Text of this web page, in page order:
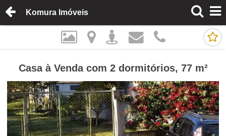
Komura Imóveis
Casa à Venda com 2 dormitórios, 77 m²